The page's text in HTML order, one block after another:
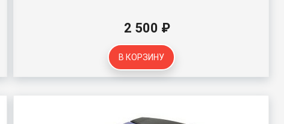
2 500 ₽
В КОРЗИНУ